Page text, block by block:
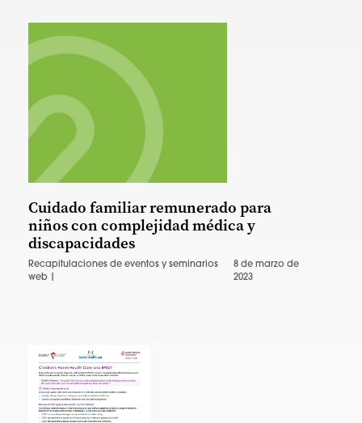
Cuidado familiar remunerado para
niños con complejidad médica y
discapacidades
Recapitulaciones de eventos y seminarios
web |
8 de marzo de
2023